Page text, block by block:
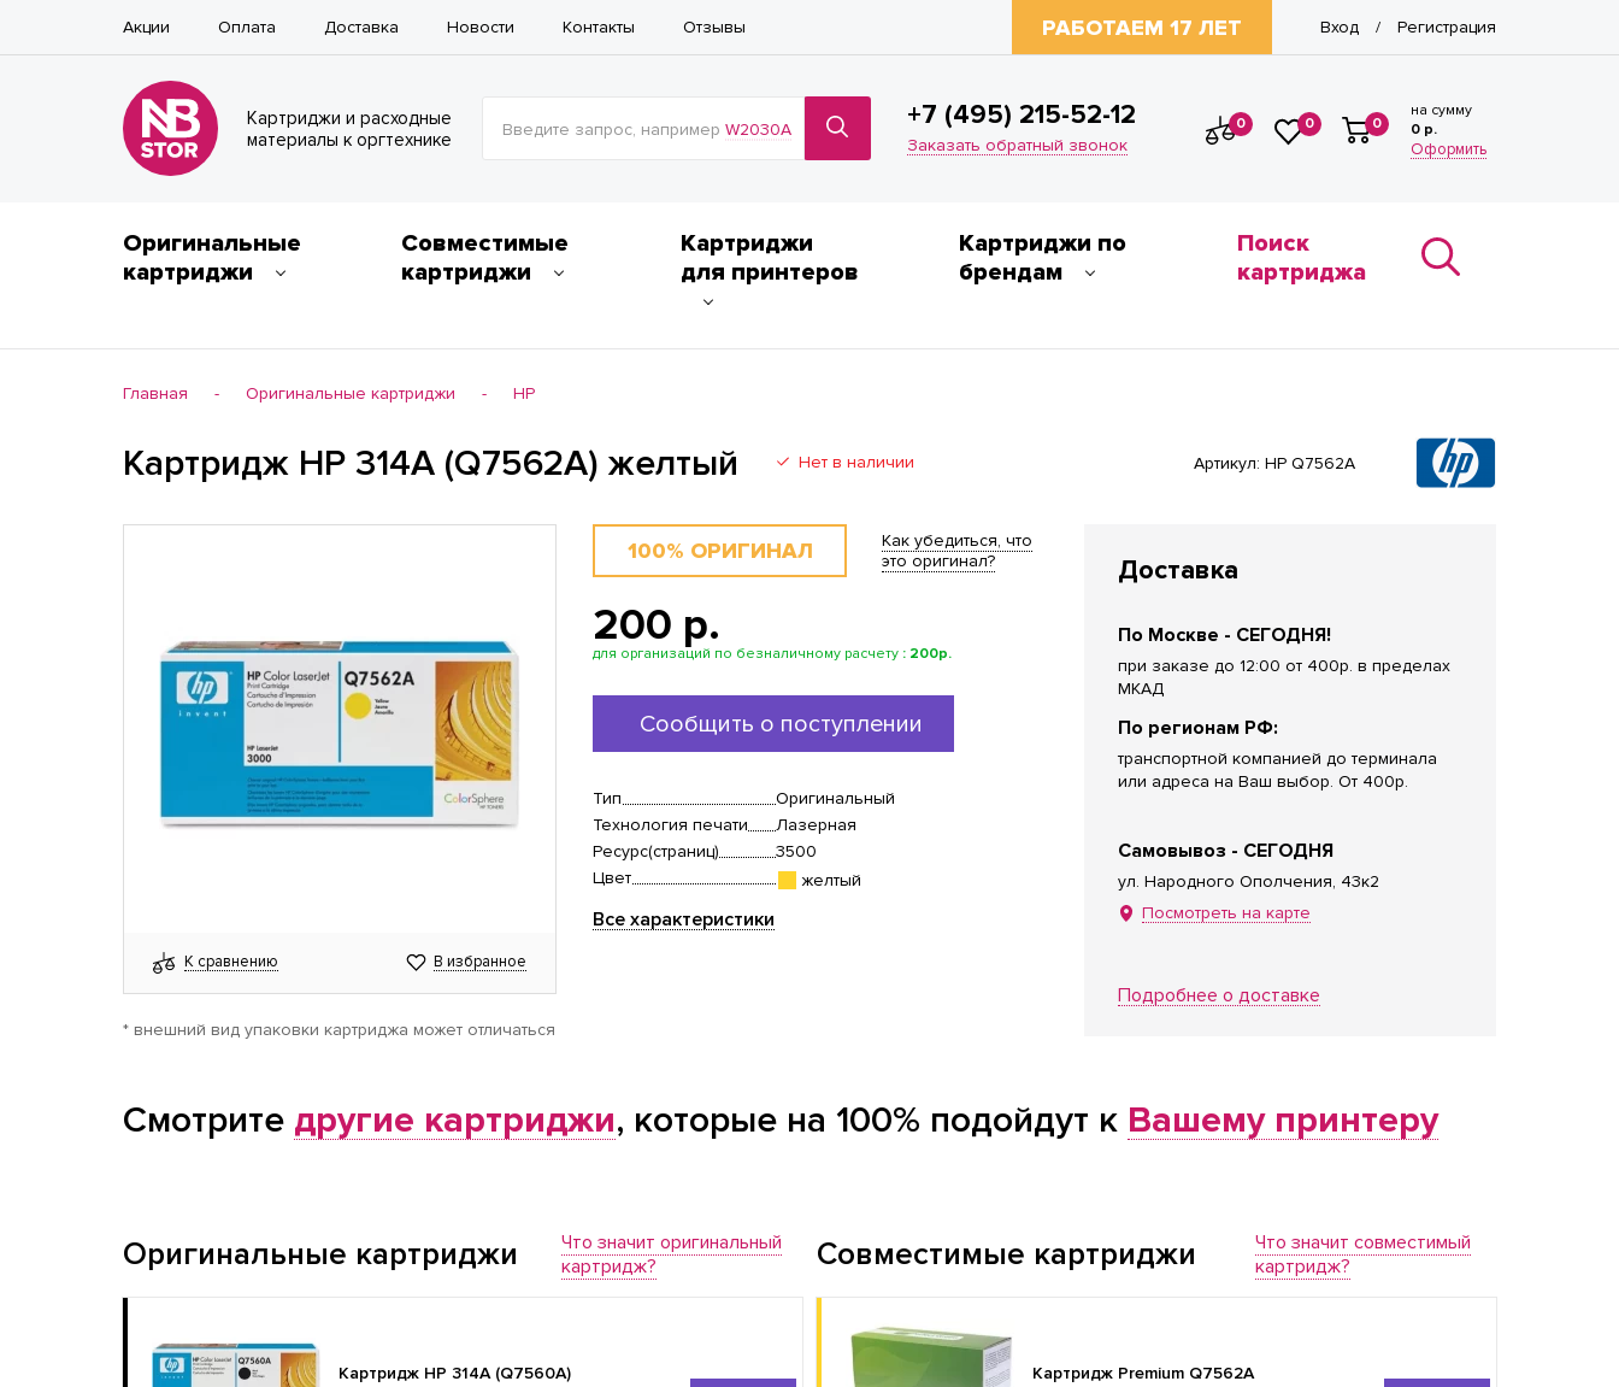
Акции Оплата Доставка Новости Контакты Отзывы РАБОТАЕМ 17 ЛЕТ Вход / Регистрация
Картриджи и расходные
материалы к оргтехнике
Введите запрос, например W2030A +7 (495) 215-52-12
Заказать обратный звонок
0 0 0
на сумму
0 р.
Оформить
Оригинальные
картриджи
Совместимые
картриджи
Картриджи
для принтеров
Картриджи по
брендам
Поиск
картриджа
Главная - Оригинальные картриджи - HP
Картридж HP 314A (Q7562A) желтый Нет в наличии Артикул: HP Q7562A
К сравнению В избранное
* внешний вид упаковки картриджа может отличаться
100% ОРИГИНАЛ
Как убедиться, что
это оригинал?
200 p.
для организаций по безналичному расчету : 200р.
Сообщить о поступлении
Тип
Оригинальный
Технология печати
Лазерная
Ресурс(страниц)
3500
Цвет
желтый
Все характеристики
Доставка
По Москве - СЕГОДНЯ!
при заказе до 12:00 от 400р. в пределах
МКАД
По регионам РФ:
транспортной компанией до терминала
или адреса на Ваш выбор. От 400р.
Самовывоз - СЕГОДНЯ
ул. Народного Ополчения, 43к2
Посмотреть на карте
Подробнее о доставке
Смотрите другие картриджи, которые на 100% подойдут к Вашему принтеру
Оригинальные картриджи
Что значит оригинальный
картридж?
Картридж HP 314A (Q7560A)
Совместимые картриджи
Что значит совместимый
картридж?
Картридж Premium Q7562A